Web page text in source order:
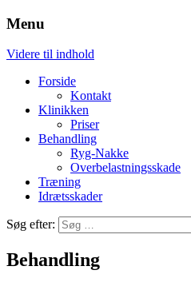
Damsgaard
Menu
Videre til indhold
Forside
Kontakt
Klinikken
Priser
Behandling
Ryg-Nakke
Overbelastningsskade
Træning
Idrætsskader
Søg efter:
Behandling